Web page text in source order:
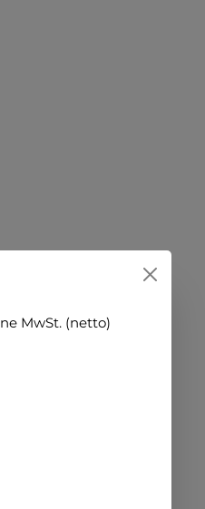
MwSt. (netto)